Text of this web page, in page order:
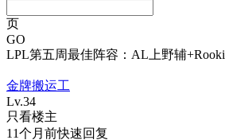
页
GO
LPL第五周最佳阵容：AL上野辅
金牌搬运工
Lv.34
只看楼主
11个月前快速回复